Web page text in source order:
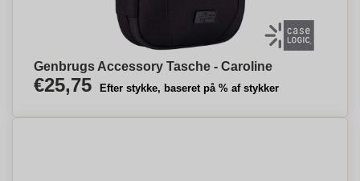
Genbrugs Accessory Tasche - Caroline
€25,75 Efter stykke, baseret på % af stykker